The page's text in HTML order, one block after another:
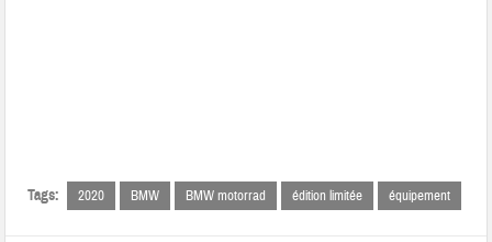
Tags: 2020 BMW BMW motorrad édition limitée équipement